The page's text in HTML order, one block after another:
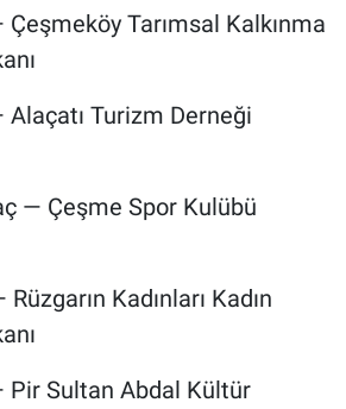
Çeşmeköy Tarımsal Kalkınma
Turizm Derneği
— Çeşme Spor Kulübü
Kadınları Kadın
Pir Sultan Abdal Kültür